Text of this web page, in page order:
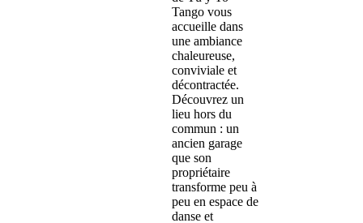
Tango vous
accueille dans
une ambiance
chaleureuse,
conviviale et
décontractée.
Découvrez un
lieu hors du
commun : un
ancien garage
que son
propriétaire
transforme peu à
peu en espace de
danse et